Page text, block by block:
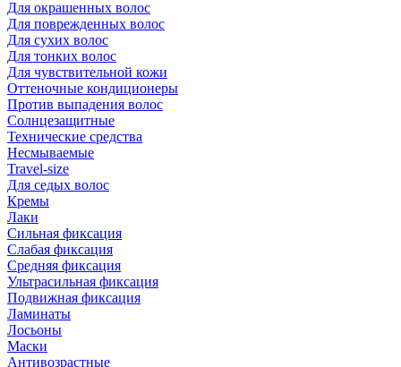
Для окрашенных волос
Для поврежденных волос
Для сухих волос
Для тонких волос
Для чувствительной кожи
Оттеночные кондиционеры
Против выпадения волос
Солнцезащитные
Технические средства
Несмываемые
Travel-size
Для седых волос
Кремы
Лаки
Сильная фиксация
Слабая фиксация
Средняя фиксация
Ультрасильная фиксация
Подвижная фиксация
Ламинаты
Лосьоны
Маски
Антивозрастные